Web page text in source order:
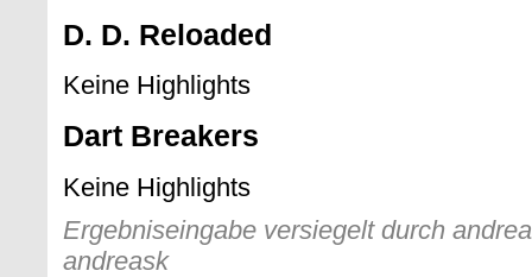
D. D. Reloaded
Keine Highlights
Dart Breakers
Keine Highlights
Ergebniseingabe versiegelt durch
andreask